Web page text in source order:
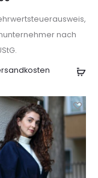
nach